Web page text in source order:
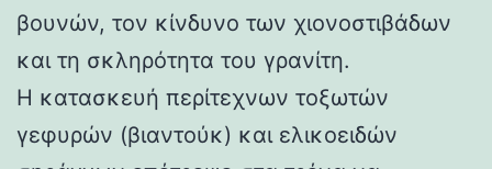
βουνών, τον κίνδυνο των χιονοστιβάδων
και τη σκληρότητα του γρανίτη.
Η κατασκευή περίτεχνων τοξωτών
γεφυρών (βιαντούκ) και ελικοειδών